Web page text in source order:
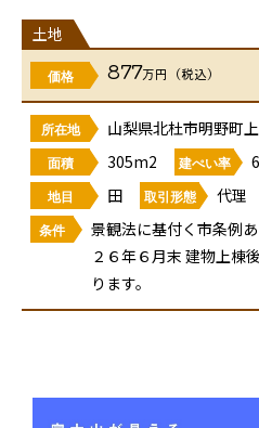
・明野中学校 徒歩２分
移住にも！定住にも！明野小
なし★
お問合せは【（株）Ｆｕｔ
５７】へお気軽にご連絡くだ
土地
価格 877万円（税込）
所在地 山梨県北杜市明野町
面積 305m2 建ぺい率
地目 田 取引形態 代理
条件
景観法に基付く市条例
２６年６月末 建物上棟
ります。